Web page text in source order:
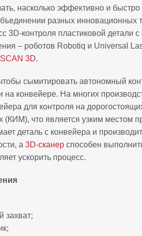
насколько эффективно и
разных инновационных
3D-контроля пластиковой детали
– роботов Robotiq и Universal
3D.
сымитировать автономный
на конвейере. На многих
для контроля на
что является узким местом
деталь с конвейера и
а 3D-сканер способен
ускорить процесс.
захват;